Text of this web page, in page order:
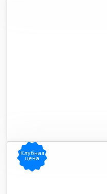
Клубная
цена